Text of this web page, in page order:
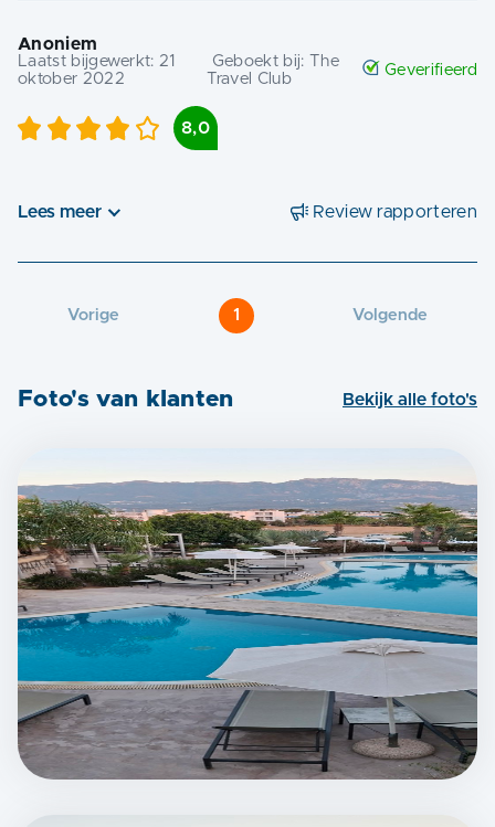
Anoniem
Laatst bijgewerkt: 21
oktober 2022
Geboekt bij:
The
Travel Club
Geverifieerd
8,0
Lees meer Review rapporteren
Vorige 1 Volgende
Foto's van klanten Bekijk alle foto's